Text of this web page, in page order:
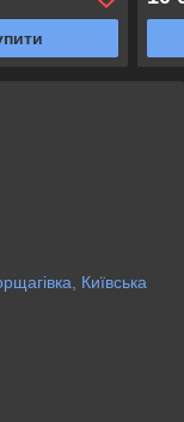
Київська